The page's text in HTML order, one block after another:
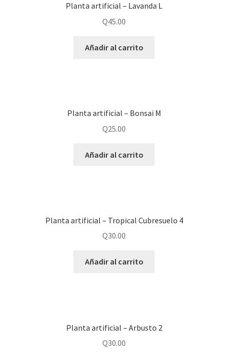
Planta artificial – Lavanda L
Q45.00
Añadir al carrito
Planta artificial – Bonsai M
Q25.00
Añadir al carrito
Planta artificial – Tropical Cubresuelo 4
Q30.00
Añadir al carrito
Planta artificial – Arbusto 2
Q30.00